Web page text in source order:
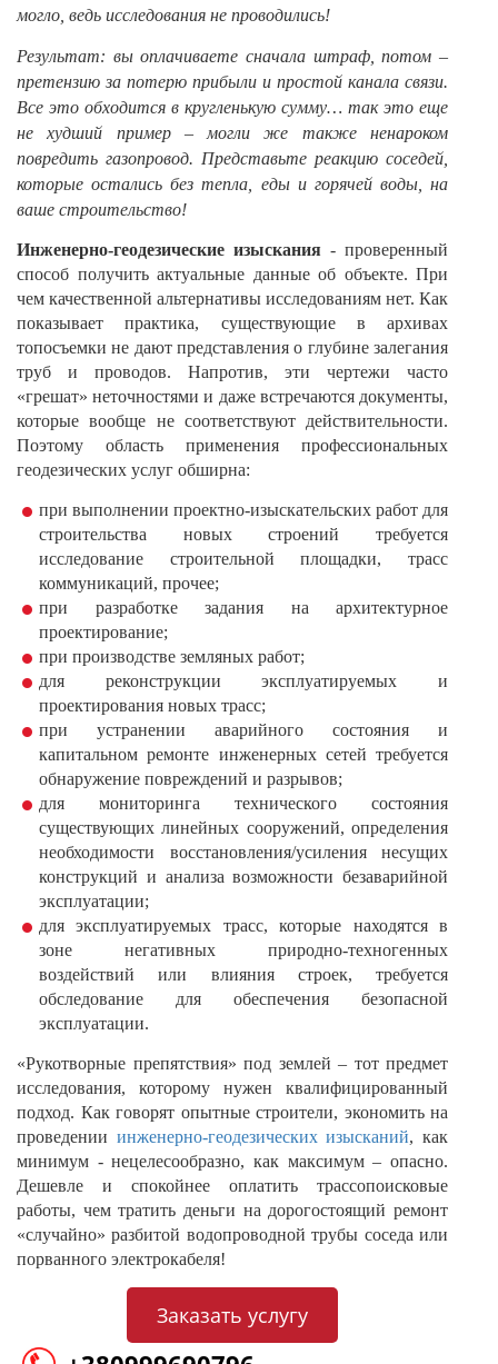
могло, ведь исследования не проводились!
Результат: вы оплачиваете сначала штраф, потом –
претензию за потерю прибыли и простой канала связи.
Все это обходится в кругленькую сумму… так это еще
не худший пример – могли же также ненароком
повредить газопровод. Представьте реакцию соседей,
которые остались без тепла, еды и горячей воды, на
ваше строительство!
Инженерно-геодезические изыскания - проверенный
способ получить актуальные данные об объекте. При
чем качественной альтернативы исследованиям нет. Как
показывает практика, существующие в архивах
топосъемки не дают представления о глубине залегания
труб и проводов. Напротив, эти чертежи часто
«грешат» неточностями и даже встречаются документы,
которые вообще не соответствуют действительности.
Поэтому область применения профессиональных
геодезических услуг обширна:
при выполнении проектно-изыскательских работ для
строительства новых строений требуется
исследование строительной площадки, трасс
коммуникаций, прочее;
при разработке задания на архитектурное
проектирование;
при производстве земляных работ;
для реконструкции эксплуатируемых и
проектирования новых трасс;
при устранении аварийного состояния и
капитальном ремонте инженерных сетей требуется
обнаружение повреждений и разрывов;
для мониторинга технического состояния
существующих линейных сооружений, определения
необходимости восстановления/усиления несущих
конструкций и анализа возможности безаварийной
эксплуатации;
для эксплуатируемых трасс, которые находятся в
зоне негативных природно-техногенных
воздействий или влияния строек, требуется
обследование для обеспечения безопасной
эксплуатации.
«Рукотворные препятствия» под землей – тот предмет
исследования, которому нужен квалифицированный
подход. Как говорят опытные строители, экономить на
проведении инженерно-геодезических изысканий, как
минимум - нецелесообразно, как максимум – опасно.
Дешевле и спокойнее оплатить трассопоисковые
работы, чем тратить деньги на дорогостоящий ремонт
«случайно» разбитой водопроводной трубы соседа или
порванного электрокабеля!
Заказать услугу